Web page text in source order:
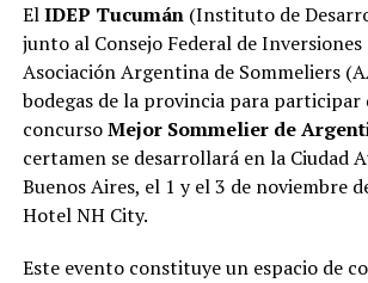
propios de las diferentes edades.«El
realizar un trabajo de acompañante
prendió como meta un proyecto a
gabinete multifacético con
médicos, nutricionistas, en donde se
capacitará para reinsertar al alumno a
escuela. Habilitándolos de sus
para la tercera edad o recuperándolos
ElIDEP Tucumán(Instituto de
junto al Consejo Federal de Inversiones
Asociación Argentina de Sommeliers
bodegas de la provincia para participar
concursoMejor Sommelier de
certamen se desarrollará en la Ciudad
Buenos Aires, el 1 y el 3 de noviembre
Hotel NH City.
Este evento constituye un espacio de